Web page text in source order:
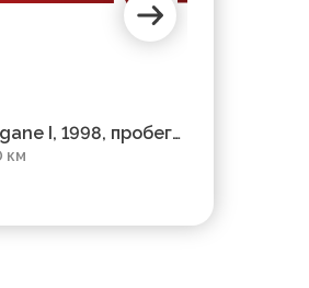
I, 1998, пробег
км